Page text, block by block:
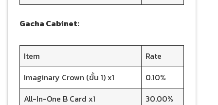
Gacha Cabinet:
Item
Rate
Imaginary Crown (ขั้น 1) x1
0.10%
All-In-One B Card x1
30.00%